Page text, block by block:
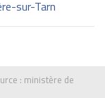
sur-Tarn
: ministère de